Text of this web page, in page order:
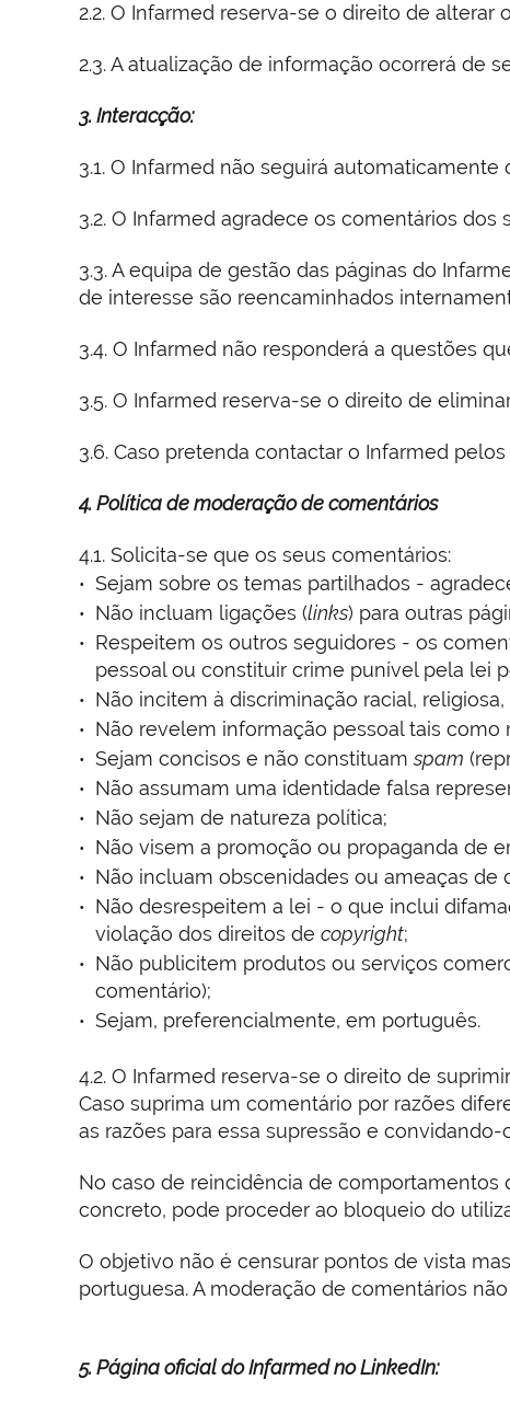
2.2. O Infarmed reserva-se o direito de
2.3. A atualização de informação ocorrerá de
3. Interacção:
3.1. O Infarmed não seguirá automaticamente
3.2. O Infarmed agradece os comentários
3.3. A equipa de gestão das páginas do
de interesse são reencaminhados
3.4. O Infarmed não responderá a questões
3.5. O Infarmed reserva-se o direito de
3.6. Caso pretenda contactar o Infarmed
4. Política de moderação de comentários
4.1. Solicita-se que os seus comentários:
Sejam sobre os temas partilhados -
Não incluam ligações (links) para outras
Respeitem os outros seguidores - os
pessoal ou constituir crime punível pela lei
Não incitem à discriminação racial,
Não revelem informação pessoal tais
Sejam concisos e não constituamspam
Não assumam uma identidade falsa
Não sejam de natureza política;
Não visem a promoção ou propaganda de
Não incluam obscenidades ou ameaças de
Não desrespeitem a lei - o que inclui
violação dos direitos de copyright;
Não publicitem produtos ou serviços
comentário);
Sejam, preferencialmente, em português.
4.2. O Infarmed reserva-se o direito de
Caso suprima um comentário por razões
as razões para essa supressão e
No caso de reincidência de comportamentos
concreto, pode proceder ao bloqueio do
O objetivo não é censurar pontos de vista
portuguesa. A moderação de comentários
5. Página oficial do Infarmed no LinkedIn: